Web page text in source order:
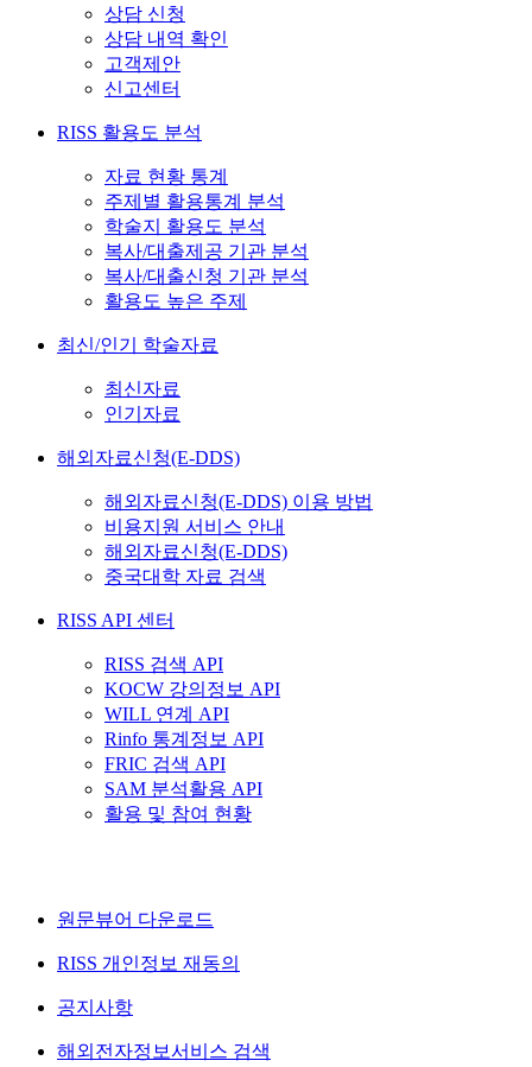
상담 신청
상담 내역 확인
고객제안
신고센터
RISS 활용도 분석
자료 현황 통계
주제별 활용통계 분석
학술지 활용도 분석
복사/대출제공 기관 분석
복사/대출신청 기관 분석
활용도 높은 주제
최신/인기 학술자료
최신자료
인기자료
해외자료신청(E-DDS)
해외자료신청(E-DDS) 이용 방법
비용지원 서비스 안내
해외자료신청(E-DDS)
중국대학 자료 검색
RISS API 센터
RISS 검색 API
KOCW 강의정보 API
WILL 연계 API
Rinfo 통계정보 API
FRIC 검색 API
SAM 분석활용 API
활용 및 참여 현황
원문뷰어 다운로드
RISS 개인정보 재동의
공지사항
해외전자정보서비스 검색